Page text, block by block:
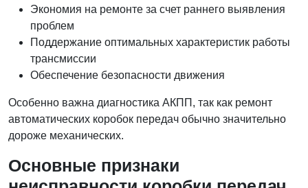
Экономия на ремонте за счет раннего выявления
проблем
Поддержание оптимальных характеристик работы
трансмиссии
Обеспечение безопасности движения
Особенно важна диагностика АКПП, так как ремонт
автоматических коробок передач обычно значительно
дороже механических.
Основные признаки